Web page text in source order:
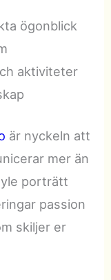
ögonblick
aktiviteter
är nyckeln att
mer än
porträtt
passion
skiljer er